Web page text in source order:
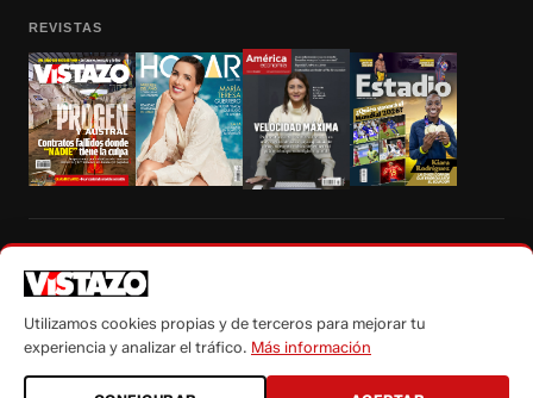
REVISTAS
autorización escrita de su titular, de todos los contenidos de Vistazo.com.
Utilizamos cookies propias y de terceros para mejorar tu
experiencia y analizar el tráfico. Más información